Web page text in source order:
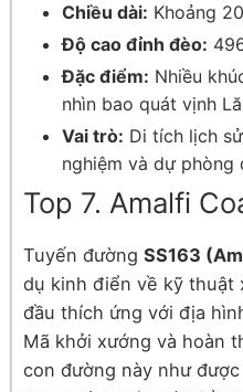
Chiều dài: Khoảng
Độ cao đỉnh đèo:
Đặc điểm: Nhiều
nhìn bao quát vịnh
Vai trò: Di tích lịch
nghiệm và dự phòng
Top 7. Amalfi
Tuyến đường SS163
dụ kinh điển về kỹ thuật
đầu thích ứng với địa
Mã khởi xướng và hoàn
con đường này như được